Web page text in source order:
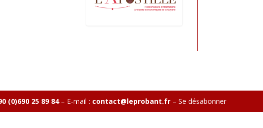
(0)690 25 89 84– E-mail : contact@leprobant.fr– Se désabonner